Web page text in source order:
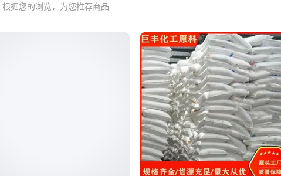
生产工艺导致的分子量分布
二、如何通过关键指标匹配实际染色需求？
染色效果的差异往往源于对核心性能指标的误读。例如，同
标注‘高色牢度’的4系染料，在耐光性和耐洗性上可能存在此
选择时需重点考察染料与目标纤维的适配性：
棉麻类织物更关注渗透均匀性
化纤混纺需优先考虑温度稳定性
根据您的浏览，为您推荐商品